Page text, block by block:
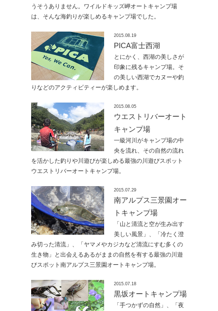
うそうありません。ワイルドキッズ岬オートキャンプ場
は、そんな海釣りが楽しめるキャンプ場でした。
2015.08.19
PICA富士西湖
とにかく、西湖の美しさが
印象に残るキャンプ場。そ
の美しい西湖でカヌーや釣
りなどのアクティビティーが楽しめます。
2015.08.05
ウエストリバーオート
キャンプ場
一級河川がキャンプ場の中
央を流れ、その自然の流れ
を活かした釣りや川遊びが楽しめる最強の川遊びスポット
ウエストリバーオートキャンプ場。
2015.07.29
南アルプス三景園オー
トキャンプ場
「山と清流と空が生み出す
美しい風景」、「冷たく澄
み切った清流」、「ヤマメやカジカなど清流にすむ多くの
生き物」と出会えるあるがままの自然を有する最強の川遊
びスポット南アルプス三景園オートキャンプ場。
2015.07.18
黒坂オートキャンプ場
「手つかずの自然」、「夜